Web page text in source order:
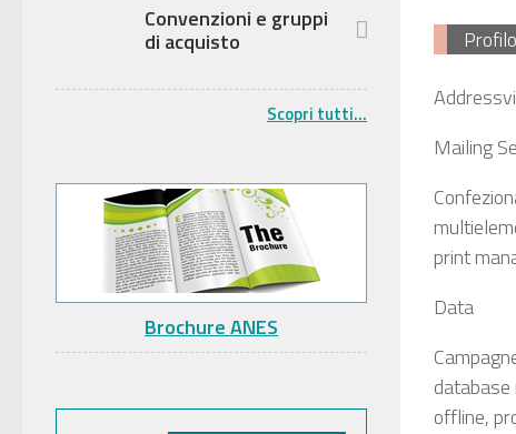
Mailing
print
Data
offline,
Convenzioni e gruppi
di acquisto
Scopri tutti...
Brochure ANES